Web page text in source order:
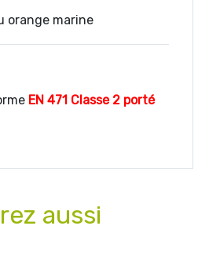
orange marine
EN 471 Classe 2 porté
aussi